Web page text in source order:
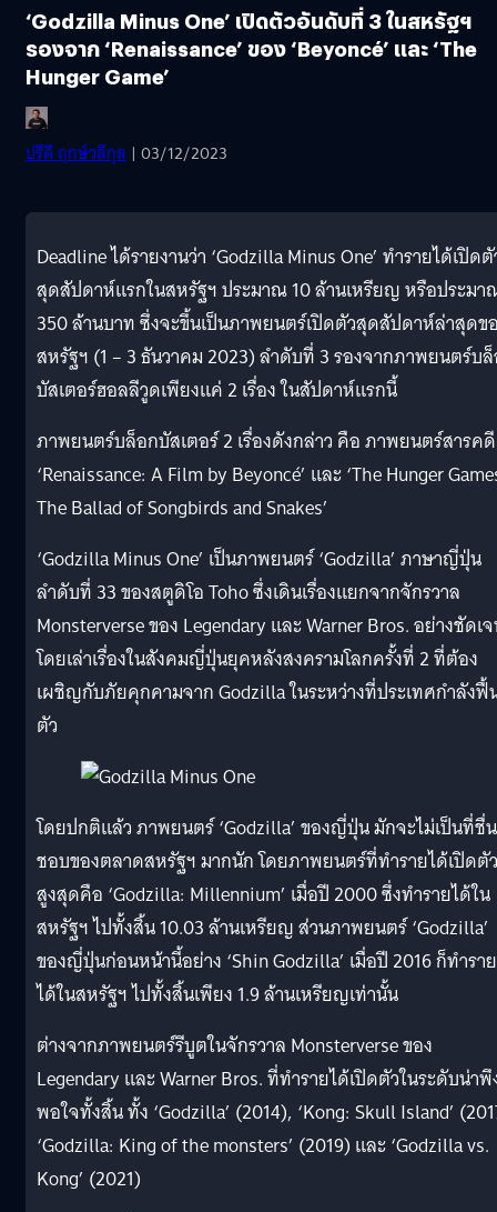
‘Godzilla Minus One’ เปิดตัวอันดับที่ 3 ในสหรัฐฯ
รองจาก ‘Renaissance’ ของ ‘Beyoncé’ และ ‘The
Hunger Game’
ปรีดี ฤกษ์วลีกุล | 03/12/2023
Deadline ได้รายงานว่า ‘Godzilla Minus One’ ทำรายได้เปิด
สุดสัปดาห์แรกในสหรัฐฯ ประมาณ 10 ล้านเหรียญ หรือประม
350 ล้านบาท ซึ่งจะขึ้นเป็นภาพยนตร์เปิดตัวสุดสัปดาห์ล่าสุดข
สหรัฐฯ (1 – 3 ธันวาคม 2023) ลำดับที่ 3 รองจากภาพยนตร์บ
บัสเตอร์ฮอลลีวูดเพียงแค่ 2 เรื่อง ในสัปดาห์แรกนี้
ภาพยนตร์บล็อกบัสเตอร์ 2 เรื่องดังกล่าว คือ ภาพยนตร์สารคดี
‘Renaissance: A Film by Beyoncé’ และ ‘The Hunger
The Ballad of Songbirds and Snakes’
‘Godzilla Minus One’ เป็นภาพยนตร์ ‘Godzilla’ ภาษาญี่ปุ่น
ลำดับที่ 33 ของสตูดิโอ Toho ซึ่งเดินเรื่องแยกจากจักรวาล
Monsterverse ของ Legendary และ Warner Bros. อย่างชัดเ
โดยเล่าเรื่องในสังคมญี่ปุ่นยุคหลังสงครามโลกครั้งที่ 2 ที่ต้อง
เผชิญกับภัยคุกคามจาก Godzilla ในระหว่างที่ประเทศกำลังฟื้
ตัว
โดยปกติแล้ว ภาพยนตร์ ‘Godzilla’ ของญี่ปุ่น มักจะไม่เป็นที่ชื่น
ชอบของตลาดสหรัฐฯ มากนัก โดยภาพยนตร์ที่ทำรายได้เปิดตัว
สูงสุดคือ ‘Godzilla: Millennium’ เมื่อปี 2000 ซึ่งทำรายได้ใน
สหรัฐฯ ไปทั้งสิ้น 10.03 ล้านเหรียญ ส่วนภาพยนตร์ ‘Godzilla’
ของญี่ปุ่นก่อนหน้านี้อย่าง ‘Shin Godzilla’ เมื่อปี 2016 ก็ทำราย
ได้ในสหรัฐฯ ไปทั้งสิ้นเพียง 1.9 ล้านเหรียญเท่านั้น
ต่างจากภาพยนตร์รีบูตในจักรวาล Monsterverse ของ
Legendary และ Warner Bros. ที่ทำรายได้เปิดตัวในระดับน่า
พอใจทั้งสิ้น ทั้ง ‘Godzilla’ (2014), ‘Kong: Skull Island’
‘Godzilla: King of the monsters’ (2019) และ ‘Godzilla vs.
Kong’ (2021)